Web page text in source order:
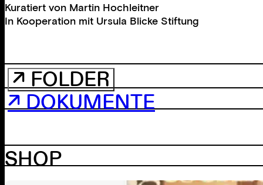
Kuratiert von Martin Hochleitner
In Kooperation mit Ursula Blicke Stiftung
↗ FOLDER
↗ DOKUMENTE
SHOP